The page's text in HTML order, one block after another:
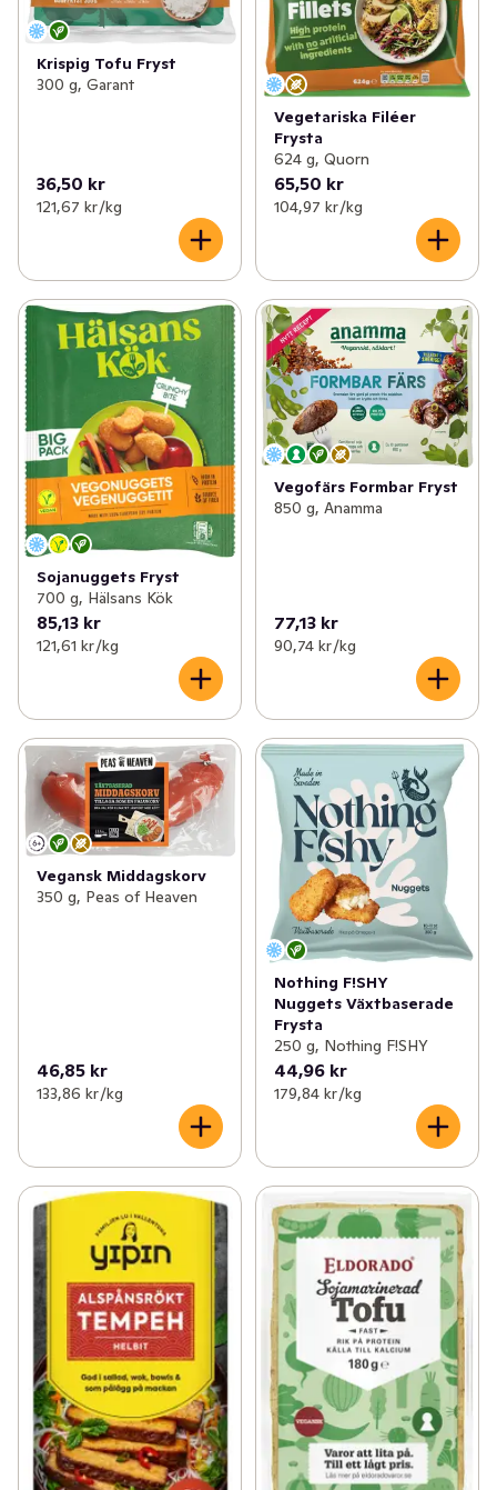
Krispig Tofu Fryst
300 g, Garant
36,50 kr
121,67 kr /kg
Vegetariska Filéer
Frysta
624 g, Quorn
65,50 kr
104,97 kr /kg
Sojanuggets Fryst
700 g, Hälsans Kök
85,13 kr
121,61 kr /kg
Vegofärs Formbar Fryst
850 g, Anamma
77,13 kr
90,74 kr /kg
Vegansk Middagskorv
350 g, Peas of Heaven
46,85 kr
133,86 kr /kg
Nothing F!SHY
Nuggets Växtbaserade
Frysta
250 g, Nothing F!SHY
44,96 kr
179,84 kr /kg